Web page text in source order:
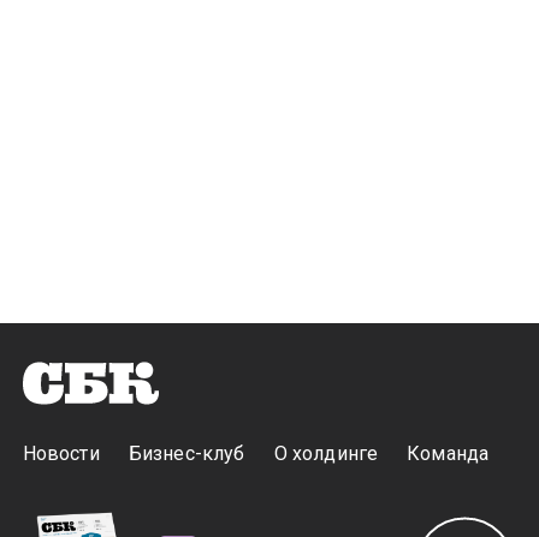
Новости Бизнес-клуб О холдинге Команда